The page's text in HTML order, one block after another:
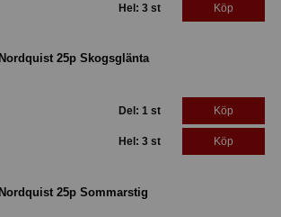
Hel: 3 st Köp
25p Skogsglänta
Del: 1 st Köp
Hel: 3 st Köp
25p Sommarstig